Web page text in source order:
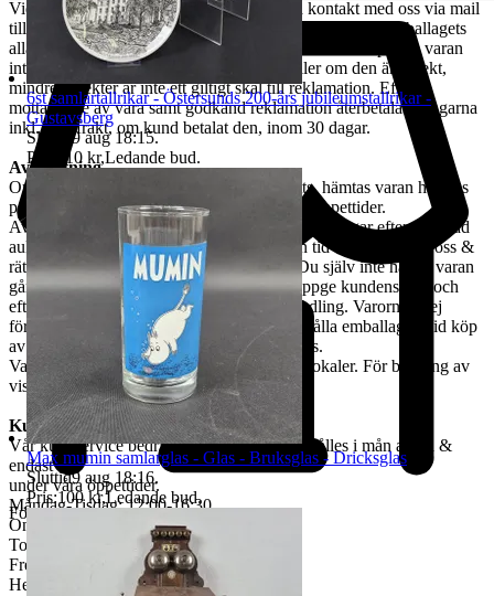
Vid Reklamation ska kunden omgående ta kontakt med oss via mail
till tradera@jabab.se samt bifoga bilder på varan samt emballagets
alla sidor och packmateriel. Notera att det är skillnad på om varan
inte lever upp till kundens förväntningar eller om den är defekt,
mindre defekter är inte ett giltigt skäl till reklamation. Efter
mottagande av vara samt godkänd reklamation återbetalas pengarna
inkl. returfrakt, om kund betalat den, inom 30 dagar.
Avhämtning
Om ingen annan avhämtningsadress angetts, hämtas varan hos oss
på Tjalmargatan 4B i Östersund under våra öppettider.
Avhämtning av vunna varor skall ske inom 10 dagar efter avslutad
auktion. Om varan ej hämtas inom angiven tid tillfaller varan oss &
rätten till återbetalning är förbrukad. Kan Du själv inte hämta varan
går det skicka ett ombud. Ombudet skall uppge kundens för- och
efternamn, varubeskrivning & egen ID-handling. Varorna är ej
förpackade & kunden måste själv tillhandahålla emballage. Vid köp
av skrymmande gods, måste bärhjälp medtas.
Varorna finns att titta på vid begäran i våra lokaler. För bokning av
visning kontakta oss, se nedan.
Kundservice & Öppettider
Vår kundservice bedrivs via e-post. Svar erhålles i mån av tid &
endast
under våra öppettider.
Måndag-Tisdag: 12:00-16:30
Onsdag: 8:00-18:00
Torsdag: 12:00-16:30
Fredag: 10:00-15:00
Helgdagar & röda dagar STÄNGT
Företag
6st samlartallrikar - Östersunds 200-års jubileumstallrikar -
Gustavsberg
Sluttid
9 aug 18:15.
Pris:
110 kr,Ledande bud.
Max mumin samlarglas - Glas - Bruksglas - Dricksglas
Sluttid9 aug 18:16.
Pris:100 kr,Ledande bud.